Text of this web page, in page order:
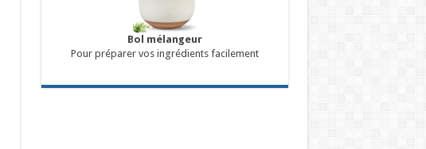
Bol mélangeur
Pour préparer vos ingrédients facilement